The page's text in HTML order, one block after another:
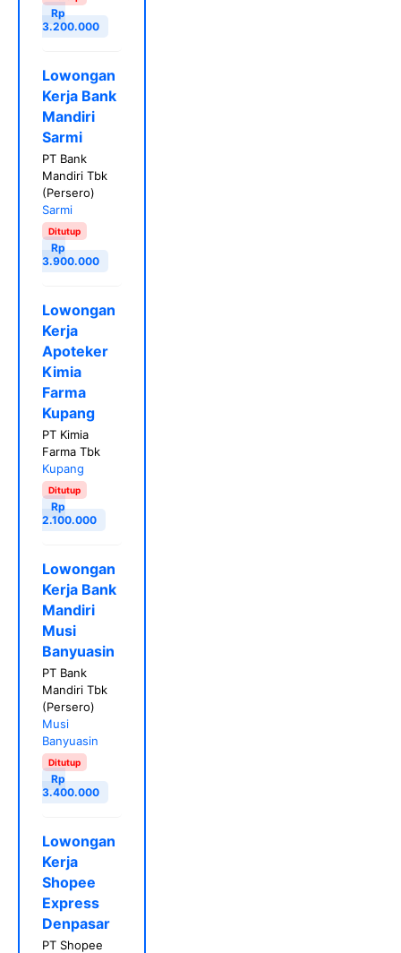
Rp
3.200.000
Lowongan
Kerja Bank
Mandiri
Sarmi
PT Bank
Mandiri Tbk
(Persero)
Sarmi
Ditutup
Rp
3.900.000
Lowongan
Kerja
Apoteker
Kimia
Farma
Kupang
PT Kimia
Farma Tbk
Kupang
Ditutup
Rp
2.100.000
Lowongan
Kerja Bank
Mandiri
Musi
Banyuasin
PT Bank
Mandiri Tbk
(Persero)
Musi
Banyuasin
Ditutup
Rp
3.400.000
Lowongan
Kerja
Shopee
Express
Denpasar
PT Shopee